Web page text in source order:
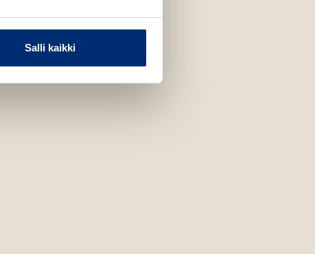
Salli kaikki